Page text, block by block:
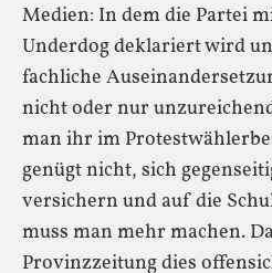
Medien: In dem die Partei
Underdog deklariert wird
fachliche
nicht oder nur
man ihr im
genügt nicht, sich
versichern und auf die
muss man mehr machen.
Provinzzeitung dies